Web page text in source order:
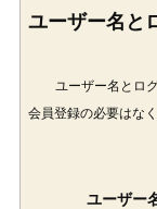
ユーザー名と
ユーザー名とロ
会員登録の必要はな
ユーザー